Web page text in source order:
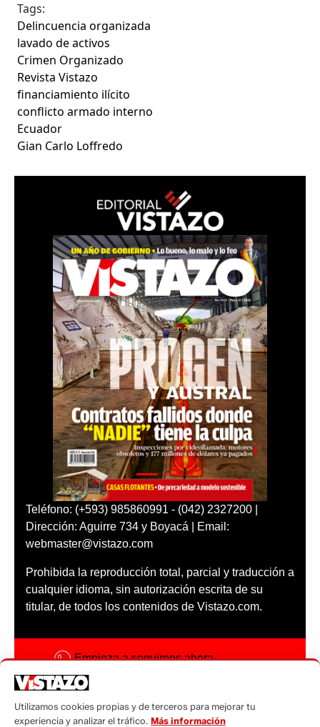
Tags:
Delincuencia organizada
lavado de activos
Crimen Organizado
Revista Vistazo
financiamiento ilícito
conflicto armado interno
Ecuador
Gian Carlo Loffredo
Teléfono: (+593) 985860991 - (042) 2327200 |
Dirección: Aguirre 734 y Boyacá | Email:
webmaster@vistazo.com
Prohibida la reproducción total, parcial y traducción a
cualquier idioma, sin autorización escrita de su
titular, de todos los contenidos de Vistazo.com.
Empieza a seguirnos ahora
Código ética
Utilizamos cookies propias y de terceros para mejorar tu
experiencia y analizar el tráfico. Más información